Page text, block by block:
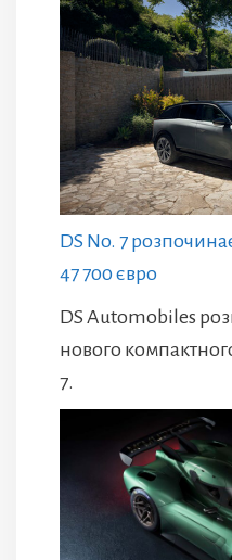
DS No. 7
47 700 євро
DS Automobiles
нового
7.